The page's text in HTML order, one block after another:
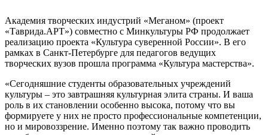
Академия творческих индустрий «Меганом» (проект
«Таврида.АРТ») совместно с Минкультуры РФ продолжает
реализацию проекта «Культура суверенной России». В его
рамках в Санкт-Петербурге для педагогов ведущих
творческих вузов прошла программа «Культура мастерства».
«Сегодняшние студенты образовательных учреждений
культуры – это завтрашняя культурная элита страны. И ваша
роль в их становлении особенно высока, потому что вы
формируете у них не просто профессиональные компетенции,
но и мировоззрение. Именно поэтому так важно проводить